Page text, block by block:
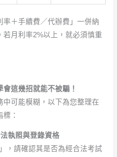
＋手續費／代辦費」一併納
若月利率2%以上，就必須慎重
這幾招就能不被騙！
可能模糊，以下為您整理在
：
執照與登錄資格
，請確認其是否為經合法考試